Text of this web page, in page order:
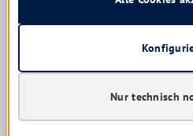
Nur technisch